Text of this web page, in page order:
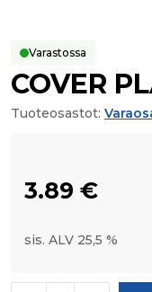
Varastossa
COVER
Tuoteosastot:
3.89 €
sis. ALV 25,5 %